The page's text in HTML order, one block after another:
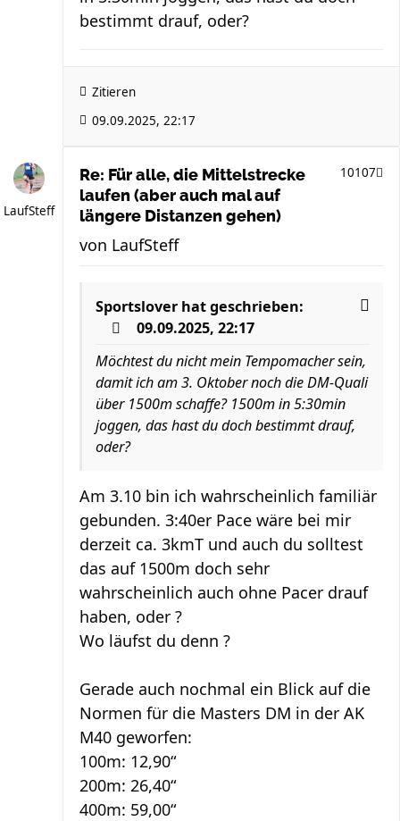
bestimmt drauf, oder?
Zitieren
09.09.2025, 22:17
LaufSteff
Re: Für alle, die Mittelstrecke
laufen (aber auch mal auf
längere Distanzen gehen)
10107
von LaufSteff
Sportslover hat geschrieben:
09.09.2025, 22:17
Möchtest du nicht mein Tempomacher sein,
damit ich am 3. Oktober noch die DM-Quali
über 1500m schaffe? 1500m in 5:30min
joggen, das hast du doch bestimmt drauf,
oder?
Am 3.10 bin ich wahrscheinlich familiär
gebunden. 3:40er Pace wäre bei mir
derzeit ca. 3kmT und auch du solltest
das auf 1500m doch sehr
wahrscheinlich auch ohne Pacer drauf
haben, oder ?
Wo läufst du denn ?
Gerade auch nochmal ein Blick auf die
Normen für die Masters DM in der AK
M40 geworfen:
100m: 12,90“
200m: 26,40“
400m: 59,00“